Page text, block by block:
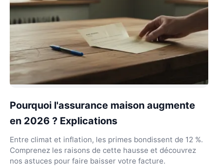
Pourquoi l'assurance maison augmente
en 2026 ? Explications
Entre climat et inflation, les primes bondissent de 12 %.
Comprenez les raisons de cette hausse et découvrez
nos astuces pour faire baisser votre facture.